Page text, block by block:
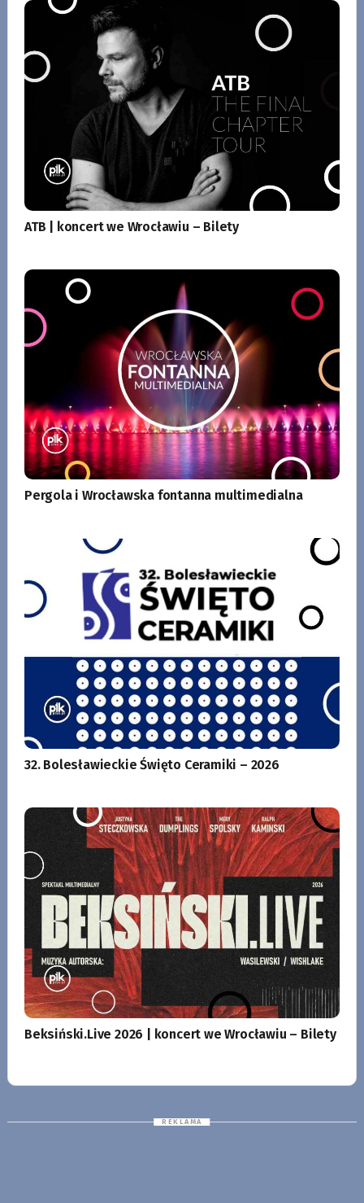
ATB | koncert we Wrocławiu – Bilety
Pergola i Wrocławska fontanna multimedialna
32. Bolesławieckie Święto Ceramiki – 2026
Beksiński.Live 2026 | koncert we Wrocławiu – Bilety